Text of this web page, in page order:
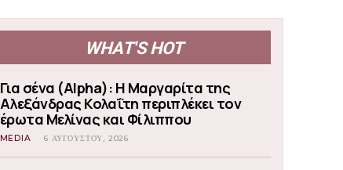
WHAT'S HOT
Για σένα (Alpha): Η Μαργαρίτα της
Αλεξάνδρας Κολαΐτη περιπλέκει τον
έρωτα Μελίνας και Φίλιππου
MEDIA 6 ΑΥΓΟΎΣΤΟΥ, 2026